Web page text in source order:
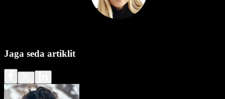
Jaga seda artiklit